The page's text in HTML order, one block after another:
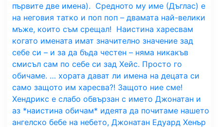
първите две имена).⁣ ⁣ Средното му име (Дъглас) е
на неговия татко и поп поп – двамата най-велики
мъже, които съм срещал!⁣ ⁣ Наистина харесвам
когато имената имат значително значение зад
себе си – и за да бъда честен – няма никакъв
смисъл сам по себе си зад Хейс. Просто го
обичаме. … хората дават ли имена на децата си
само защото им харесва?! Защото ние сме!⁣ ⁣
Хендрикс е слабо обвързан с името Джонатан и
аз *наистина обичам* идеята да почитаме нашето
ангелско бебе на небето, Джонатан Едуард Хенър